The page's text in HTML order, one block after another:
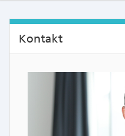
Kontakt